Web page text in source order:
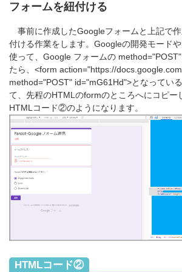
フォームを紐付ける
事前に作成したGoogleフォームと上記で
付ける作業をします。Googleの開発モード
使って、Google フォームの
たら、 <form action="https://
method="POST" id="mG61Hd">となってい
て、先程のHTMLのformのところへにコピー
HTMLコード②のようになります。
HTMLコード②